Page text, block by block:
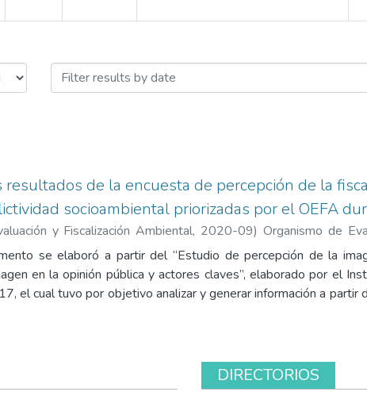
estadística compilada by
de la encuesta de percepción de la
socioambiental priorizadas por el OEFA
y Fiscalización Ambiental, 2020-09) Organismo de
y Estrategias en Fiscalización Ambiental del OEFA.
Verástegui, Oscar Glen; Nario Lazo, Tatiana Fiorella;Rivera
Regulatoria, SMER
se elaboró a partir del “Estudio de percepción de la
en la opinión pública y actores claves”, elaborado por el
el cual tuvo por objetivo analizar y generar información a partir
de influencia de los conflictos identificados, entrevistas a
percibida como responsable de la contaminación. Ante
a los gobiernos regionales y locales, para realizar
DIRECTORIOS